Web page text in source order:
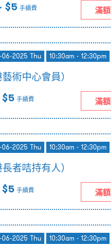
$5 手續費 滿額
2025 Thu 10:30am - 12:30pm
術中心會員）
$5 手續費 滿額
2025 Thu 10:30am - 12:30pm
者咭持有人）
$5 手續費 滿額
2025 Thu 10:30am - 12:30pm